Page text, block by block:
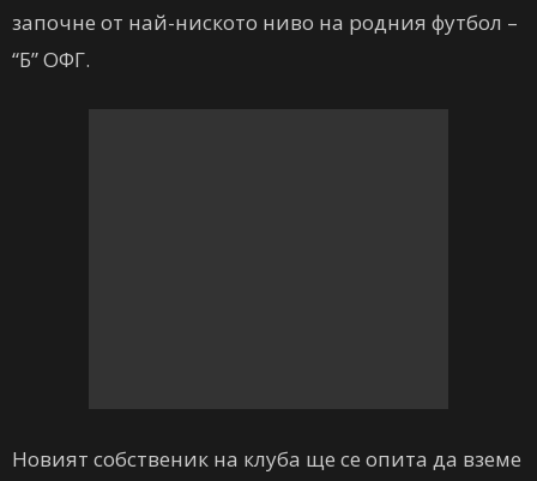
започне от най-ниското ниво на родния футбол –
“Б” ОФГ.
Новият собственик на клуба ще се опита да вземе